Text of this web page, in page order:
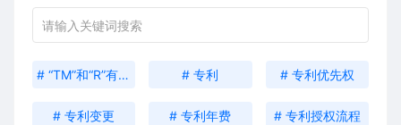
# “TM”和“R”有什么区别？ # 专利 # 专利优先权
# 专利变更 # 专利年费 # 专利授权流程